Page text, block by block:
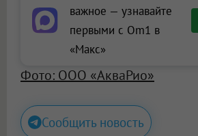
важное — узнавайте
первыми с Om1 в
«Макс»
Фото: ООО «АкваРио»
Сообщить новость